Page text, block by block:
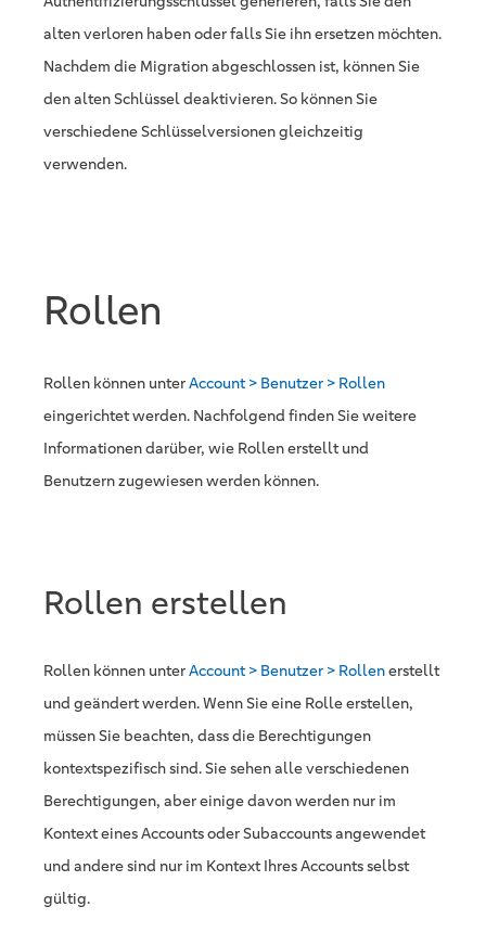
alten verloren haben oder falls Sie ihn ersetzen möchten.
Nachdem die Migration abgeschlossen ist, können Sie
den alten Schlüssel deaktivieren. So können Sie
verschiedene Schlüsselversionen gleichzeitig
verwenden.
Rollen
Rollen können unterAccount > Benutzer > Rollen
eingerichtet werden. Nachfolgend finden Sie weitere
Informationen darüber, wie Rollen erstellt und
Benutzern zugewiesen werden können.
Rollen erstellen
Rollen können unterAccount > Benutzer > Rollenerstellt
und geändert werden. Wenn Sie eine Rolle erstellen,
müssen Sie beachten, dass die Berechtigungen
kontextspezifisch sind. Sie sehen alle verschiedenen
Berechtigungen, aber einige davon werden nur im
Kontext eines Accounts oder Subaccounts angewendet
und andere sind nur im Kontext Ihres Accounts selbst
gültig.